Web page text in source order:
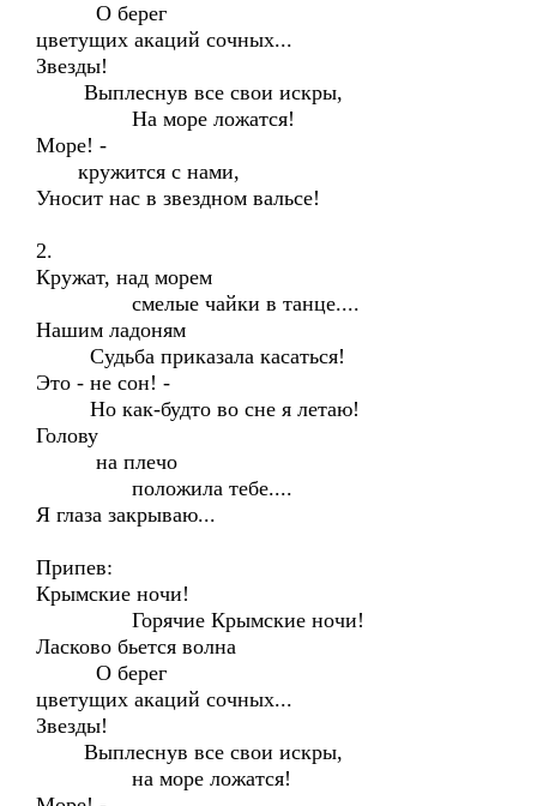
О берег
цветущих акаций сочных...
Звезды!
Выплеснув все свои искры,
На море ложатся!
Море! -
кружится с нами,
Уносит нас в звездном вальсе!
2.
Кружат, над морем
смелые чайки в танце....
Нашим ладоням
Судьба приказала касаться!
Это - не сон! -
Но как-будто во сне я летаю!
Голову
на плечо
положила тебе....
Я глаза закрываю...
Припев:
Крымские ночи!
Горячие Крымские ночи!
Ласково бьется волна
О берег
цветущих акаций сочных...
Звезды!
Выплеснув все свои искры,
на море ложатся!